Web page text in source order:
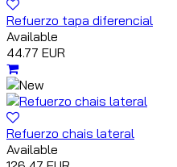
Refuerzo tapa diferencial
Available
44.77 EUR
Refuerzo chais lateral
Available